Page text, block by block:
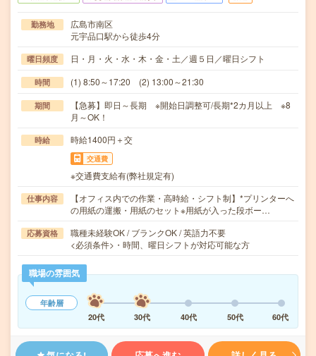
勤務地
広島市南区
元宇品口駅から徒歩4分
曜日頻度 日・月・火・水・木・金・土／週５日／曜日シフト
時間 (1) 8:50～17:20 (2) 13:00～21:30
期間
【急募】即日～長期 ※開始日調整可/長期*2カ月以上 ※8
月～OK！
時給 時給1400円＋交
交通費
※交通費支給有(弊社規定有)
仕事内容
【オフィス内での作業・高時給・シフト制】*プリンターへ
の用紙の運搬・用紙のセット※用紙が入った段ボー…
応募資格
職種未経験OK / ブランクOK / 英語力不要
<必須条件>・時間、曜日シフトが対応可能な方
職場の雰囲気
年齢層
20代
30代 40代 50代 60代